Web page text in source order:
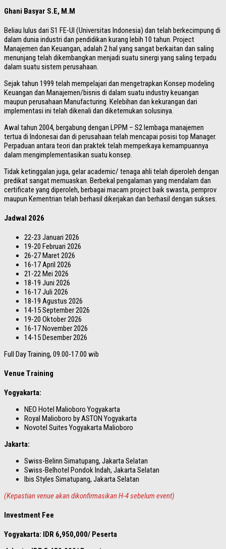
Ghani Basyar S.E, M.M
Beliau lulus dari S1 FE-UI (Universitas Indonesia) dan telah berkecimpung di
dalam dunia industri dan pendidikan kurang lebih 10 tahun. Project
Manajemen dan Keuangan, adalah 2 hal yang sangat berkaitan dan saling
menunjang telah dikembangkan menjadi suatu sinergi yang saling terpadu
dalam suatu sistem perusahaan.
Sejak tahun 1999 telah mempelajari dan mengetrapkan Konsep modeling
Keuangan dan Manajemen/bisnis di dalam suatu industry keuangan
maupun perusahaan Manufacturing. Kelebihan dan kekurangan dari
implementasi ini telah dikenali dan diketemukan solusinya.
Awal tahun 2004, bergabung dengan LPPM – S2 lembaga manajemen
tertua di Indonesai dan di perusahaan telah mencapai posisi top Manager.
Perpaduan antara teori dan praktek telah memperkaya kemampuannya
dalam mengimplementasikan suatu konsep.
Tidak ketinggalan juga, gelar academic/ tenaga ahli telah diperoleh dengan
predikat sangat memuaskan. Berbekal pengalaman yang mendalam dan
certificate yang diperoleh, berbagai macam project baik swasta, pemprov
maupun Kementrian telah berhasil dikerjakan dan berhasil dengan sukses.
Jadwal 2026
22-23 Januari 2026
19-20 Februari 2026
26-27 Maret 2026
16-17 April 2026
21-22 Mei 2026
18-19 Juni 2026
16-17 Juli 2026
18-19 Agustus 2026
14-15 September 2026
19-20 Oktober 2026
16-17 November 2026
14-15 Desember 2026
Full Day Training, 09.00-17.00 wib
Venue Training
Yogyakarta:
NEO Hotel Malioboro Yogyakarta
Royal Malioboro by ASTON Yogyakarta
Novotel Suites Yogyakarta Malioboro
Jakarta:
Swiss-Belinn Simatupang, Jakarta Selatan
Swiss-Belhotel Pondok Indah, Jakarta Selatan
Ibis Styles Simatupang, Jakarta Selatan
(Kepastian venue akan dikonfirmasikan H-4 sebelum event)
Investment Fee
Yogyakarta: IDR 6,950,000/ Peserta